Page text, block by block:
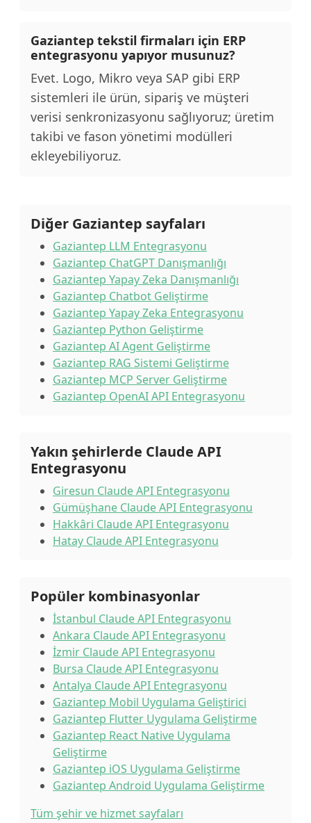
Gaziantep tekstil firmaları için ERP
entegrasyonu yapıyor musunuz?
Evet. Logo, Mikro veya SAP gibi ERP
sistemleri ile ürün, sipariş ve müşteri
verisi senkronizasyonu sağlıyoruz; üretim
takibi ve fason yönetimi modülleri
ekleyebiliyoruz.
Diğer Gaziantep sayfaları
Gaziantep LLM Entegrasyonu
Gaziantep ChatGPT Danışmanlığı
Gaziantep Yapay Zeka Danışmanlığı
Gaziantep Chatbot Geliştirme
Gaziantep Yapay Zeka Entegrasyonu
Gaziantep Python Geliştirme
Gaziantep AI Agent Geliştirme
Gaziantep RAG Sistemi Geliştirme
Gaziantep MCP Server Geliştirme
Gaziantep OpenAI API Entegrasyonu
Yakın şehirlerde Claude API
Entegrasyonu
Giresun Claude API Entegrasyonu
Gümüşhane Claude API Entegrasyonu
Hakkâri Claude API Entegrasyonu
Hatay Claude API Entegrasyonu
Popüler kombinasyonlar
İstanbul Claude API Entegrasyonu
Ankara Claude API Entegrasyonu
İzmir Claude API Entegrasyonu
Bursa Claude API Entegrasyonu
Antalya Claude API Entegrasyonu
Gaziantep Mobil Uygulama Geliştirici
Gaziantep Flutter Uygulama Geliştirme
Gaziantep React Native Uygulama
Geliştirme
Gaziantep iOS Uygulama Geliştirme
Gaziantep Android Uygulama Geliştirme
Tüm şehir ve hizmet sayfaları